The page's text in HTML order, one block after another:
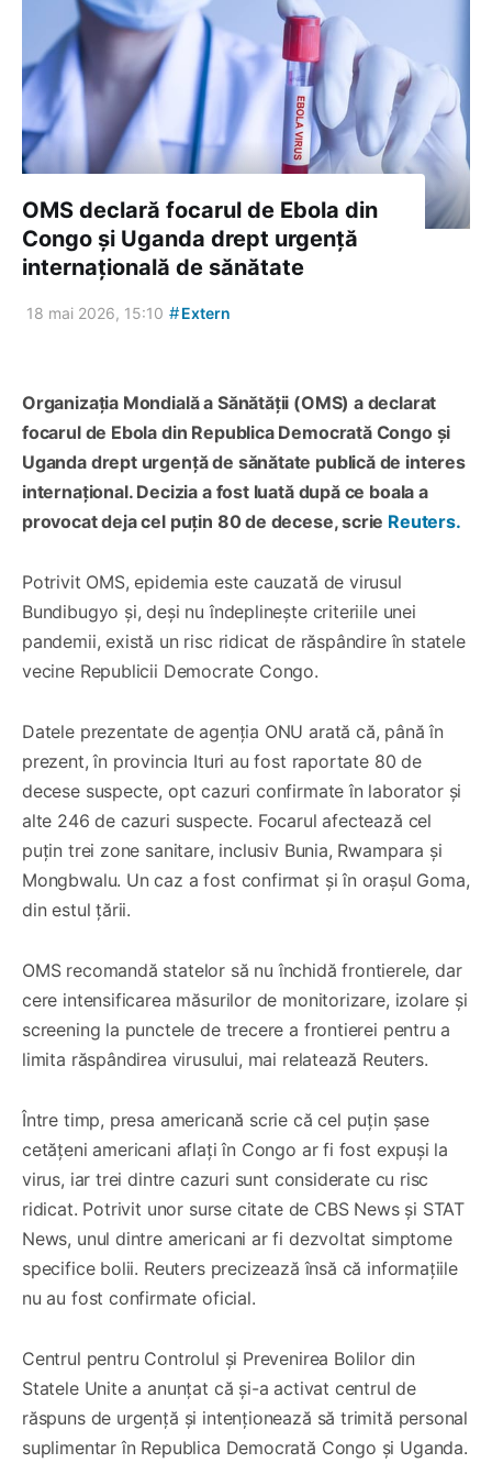
OMS declară focarul de Ebola din
Congo și Uganda drept urgență
internațională de sănătate
18 mai 2026, 15:10 #Extern
Organizația Mondială a Sănătății (OMS) a declarat
focarul de Ebola din Republica Democrată Congo și
Uganda drept urgență de sănătate publică de interes
internațional. Decizia a fost luată după ce boala a
provocat deja cel puțin 80 de decese, scrie Reuters.
Potrivit OMS, epidemia este cauzată de virusul
Bundibugyo și, deși nu îndeplinește criteriile unei
pandemii, există un risc ridicat de răspândire în statele
vecine Republicii Democrate Congo.
Datele prezentate de agenția ONU arată că, până în
prezent, în provincia Ituri au fost raportate 80 de
decese suspecte, opt cazuri confirmate în laborator și
alte 246 de cazuri suspecte. Focarul afectează cel
puțin trei zone sanitare, inclusiv Bunia, Rwampara și
Mongbwalu. Un caz a fost confirmat și în orașul Goma,
din estul țării.
OMS recomandă statelor să nu închidă frontierele, dar
cere intensificarea măsurilor de monitorizare, izolare și
screening la punctele de trecere a frontierei pentru a
limita răspândirea virusului, mai relatează Reuters.
Între timp, presa americană scrie că cel puțin șase
cetățeni americani aflați în Congo ar fi fost expuși la
virus, iar trei dintre cazuri sunt considerate cu risc
ridicat. Potrivit unor surse citate de CBS News și STAT
News, unul dintre americani ar fi dezvoltat simptome
specifice bolii. Reuters precizează însă că informațiile
nu au fost confirmate oficial.
Centrul pentru Controlul și Prevenirea Bolilor din
Statele Unite a anunțat că și-a activat centrul de
răspuns de urgență și intenționează să trimită personal
suplimentar în Republica Democrată Congo și Uganda.